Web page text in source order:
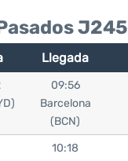
J245
Llegada
09:56
Barcelona
(BCN)
10:18